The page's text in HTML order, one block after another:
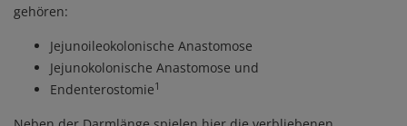
gehören:
Jejunoileokolonische Anastomose
Jejunokolonische Anastomose und
Endenterostomie1